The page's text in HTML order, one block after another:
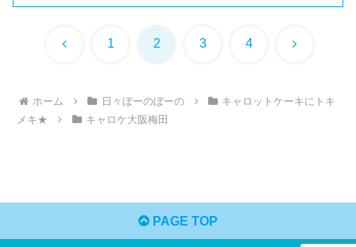
前 1 2 3 4 次
ホーム 日々ぼーのぼーの
キャロットケーキにトキ
メキ★
キャロケ大阪梅田
PAGE TOP